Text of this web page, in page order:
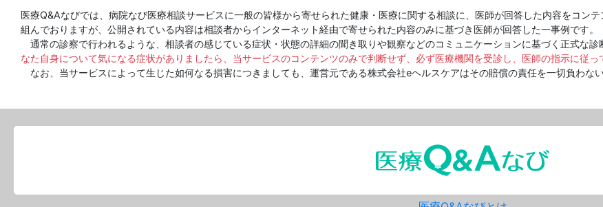
医療Q&Aなびでは、病院なび医療相談サービスに一般の皆様から寄せられた健康・医療に関する相談に、医師が回答した内容をコン
組んでおりますが、公開されている内容は相談者からインターネット経由で寄せられた内容のみに基づき医師が回答した一事例です。
通常の診察で行われるような、相談者の感じている症状・状態の詳細の聞き取りや観察などのコミュニケーションに基づく正式な
なた自身について気になる症状がありましたら、当サービスのコンテンツのみで判断せず、必ず医療機関を受診し、医師の指示に従っ
なお、当サービスによって生じた如何なる損害につきましても、運営元である株式会社eヘルスケアはその賠償の責任を一切負わない